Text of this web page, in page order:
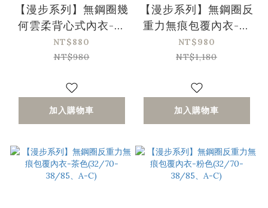
【漫步系列】無鋼圈幾
何雲柔背心式內衣-奶
油色(32/70-40/90、
A-C)〔Olivia x 艾琳
NT$880
NT$980
加入購物車
【漫步系列】無鋼圈反
重力無痕包覆內衣-黑
色(32/70-38/85、A-
C)
NT$980
NT$1,180
加入購物車